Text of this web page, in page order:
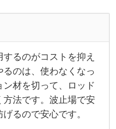
るのがコストを抑え
のは、使わなくなっ
材を切って、ロッド
法です。波止場で安
るので安心です。